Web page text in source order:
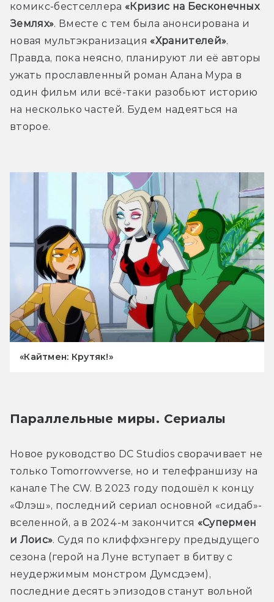
комикс-бестселлера «Кризис на Бесконечных
Землях». Вместе с тем была анонсирована и
новая мультэкранизация «Хранителей».
Правда, пока неясно, планируют ли её авторы
ужать прославленный роман Алана Мура в
один фильм или всё-таки разобьют историю
на несколько частей. Будем надеяться на
второе.
«Кайтмен: Крутяк!»
Параллельные миры. Сериалы
Новое руководство DC Studios сворачивает не
только Tomorrowverse, но и телефраншизу на
канале The CW. В 2023 году подошёл к концу
«Флэш», последний сериал основной «сидаб»-
вселенной, а в 2024-м закончится «Супермен
и Лоис». Судя по клиффхэнгеру предыдущего
сезона (герой на Луне вступает в битву с
неудержимым монстром Думсдэем),
последние десять эпизодов станут вольной